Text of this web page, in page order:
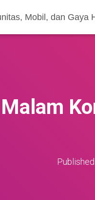
Mobil, dan Gaya